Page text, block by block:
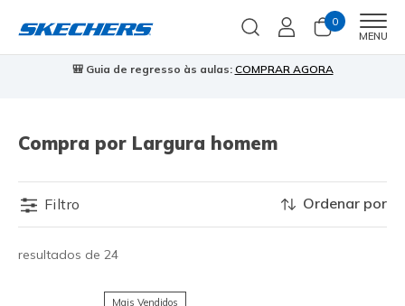
0
MENU
🎒 Guia de regresso às aulas: COMPRAR AGORA
Compra por Largura homem
Filtro
resultados de 24
Ordenar por
Mais Vendidos